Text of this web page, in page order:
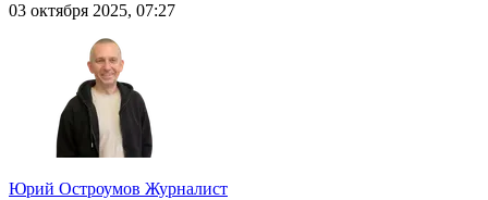
03 октября 2025, 07:27
Юрий Остроумов Журналист